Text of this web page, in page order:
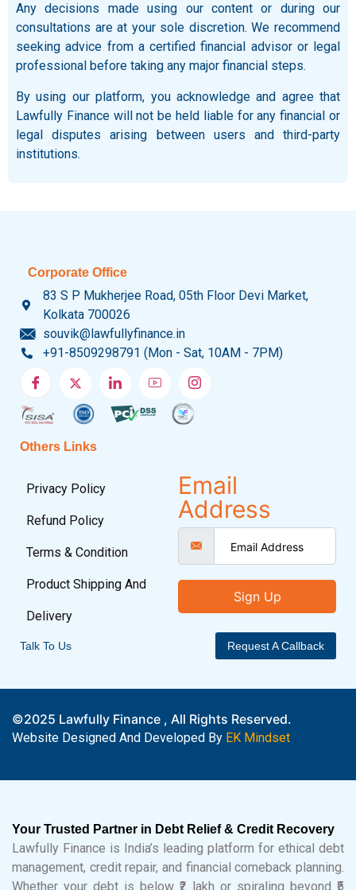
Any decisions made using our content or during our
consultations are at your sole discretion. We recommend
seeking advice from a certified financial advisor or legal
professional before taking any major financial steps.
By using our platform, you acknowledge and agree that
Lawfully Finance will not be held liable for any financial or
legal disputes arising between users and third-party
institutions.
Corporate Office
83 S P Mukherjee Road, 05th Floor Devi Market,
Kolkata 700026
souvik@lawfullyfinance.in
+91-8509298791 (Mon - Sat, 10AM - 7PM)
Others Links
Privacy Policy
Refund Policy
Terms & Condition
Product Shipping And
Delivery
Email
Address
Sign Up
Talk To Us Request A Callback
©2025 Lawfully Finance , All Rights Reserved.
Website Designed And Developed By EK Mindset
Your Trusted Partner in Debt Relief & Credit Recovery
Lawfully Finance is India’s leading platform for ethical debt
management, credit repair, and financial comeback planning.
Whether your debt is below ₹2 lakh or spiraling beyond ₹5